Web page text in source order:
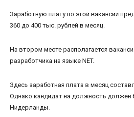
Заработную плату по этой вакансии
360 до 400 тыс. рублей в месяц.
На втором месте располагается
разработчика на языке NET.
Здесь заработная плата в месяц
Однако кандидат на должность должен
Нидерланды.